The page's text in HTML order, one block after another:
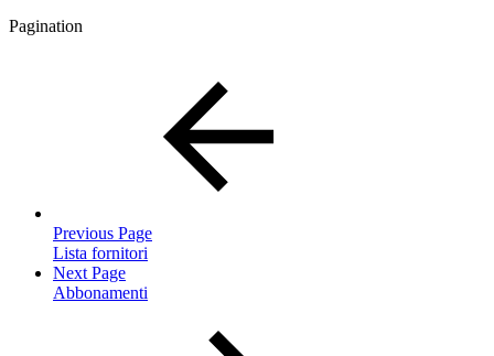
Pagination
Previous Page
Lista fornitori
Next Page
Abbonamenti